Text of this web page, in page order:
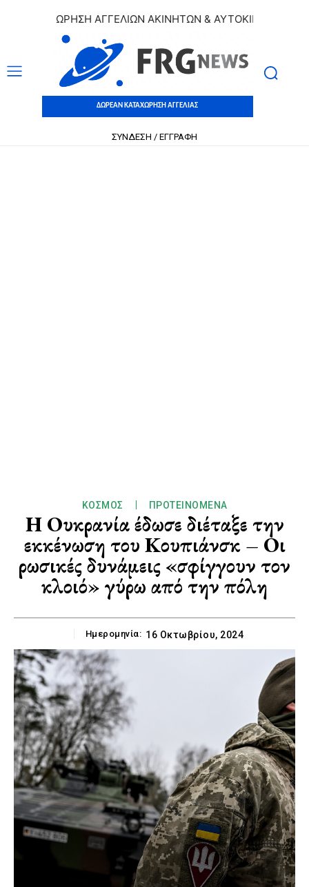
ΑΓΓΕΛΙΩΝ ΑΚΙΝΗΤΩΝ & ΑΥΤΟΚΙΝΗΤΩΝ |
ΔΩΡΕΑΝ ΚΑΤΑΧΩΡΗΣΗ ΑΓΓΕΛΙΑΣ
ΣΥΝΔΕΣΗ / ΕΓΓΡΑΦΗ
ΚΌΣΜΟΣ ΠΡΟΤΕΙΝΌΜΕΝΑ
Η Ουκρανία έδωσε διέταξε την
εκκένωση του Κουπιάνσκ – Οι
ρωσικές δυνάμεις «σφίγγουν τον
κλοιό» γύρω από την πόλη
Ημερομηνία: 16 Οκτωβρίου, 2024